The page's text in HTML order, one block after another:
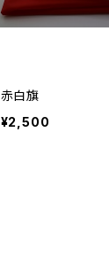
赤白旗
¥2,500